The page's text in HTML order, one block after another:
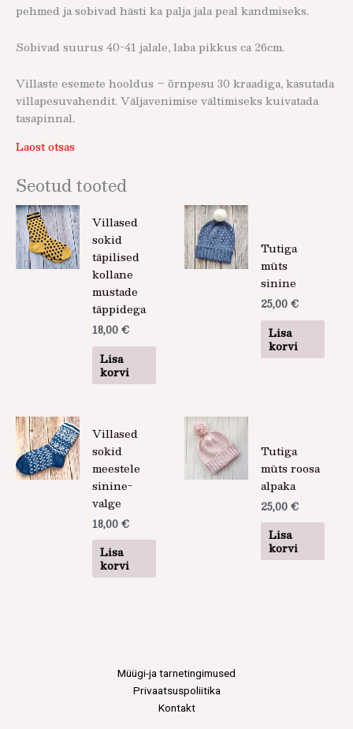
pehmed ja sobivad hästi ka palja jala peal kandmiseks.
Sobivad suurus 40-41 jalale, laba pikkus ca 26cm.
Villaste esemete hooldus – õrnpesu 30 kraadiga, kasutada
villapesuvahendit. Väljavenimise vältimiseks kuivatada
tasapinnal.
Laost otsas
Seotud tooted
Villased
sokid
täpilised
kollane
mustade
täppidega
18,00 €
Lisa
korvi
Tutiga
müts
sinine
25,00 €
Lisa
korvi
Villased
sokid
meestele
sinine-
valge
18,00 €
Lisa
korvi
Tutiga
müts roosa
alpaka
25,00 €
Lisa
korvi
Müügi-ja tarnetingimused
Privaatsuspoliitika
Kontakt